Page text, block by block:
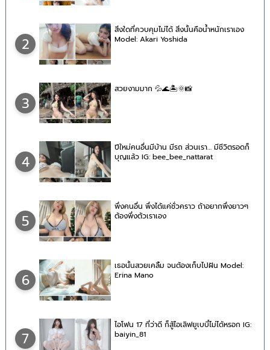
2
สิ่งใดที่ควบคุมไม่ได้ สิ่งนั้นคือน้ำหนักเราเอง
Model: Akari Yoshida
3
สวยงามมาก 💦🌊🏝🌞📸
4
ปีใหม่คนอื่นมีบ้าน มีรถ ส่วนเรา… มีชีวิตรอดก็
บุญแล้ว IG: bee_bee_nattarat
5
พึ่งคนอื่น พึ่งได้แค่ชั่วคราว ถ้าอยากพึ่งยาวๆ
ต้องพึ่งตัวเราเอง
6
เธอนั้นสวยเคลิ้ม จนต้องเก็บไปฝัน Model:
Erina Mano
7
ไอโฟน 17 ที่ว่าดี ก็สู้ไอเลิฟยูเบบี๋ไม่ได้หรอก IG:
baiyin_81